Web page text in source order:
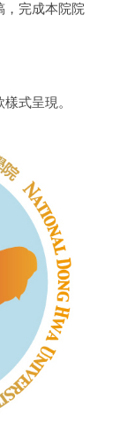
，完成本院院
式呈現。